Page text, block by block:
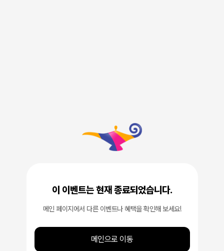
이 이벤트는 현재 종료되었습니다.
메인 페이지에서 다른 이벤트나 혜택을 확인해 보세요!
메인으로 이동